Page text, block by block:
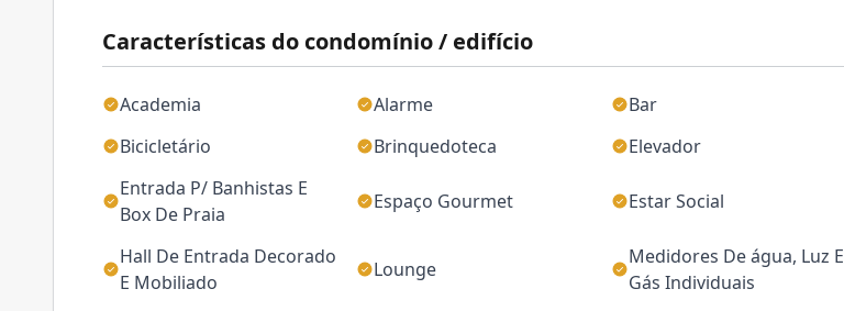
Características do condomínio / edifício
Academia Alarme
Bar
Bicicletário
Brinquedoteca
Elevador
Entrada P/ Banhistas E
Box De Praia
Espaço Gourmet Estar Social
Hall De Entrada Decorado
E Mobiliado
Lounge
Medidores De água, Luz E
Gás Individuais